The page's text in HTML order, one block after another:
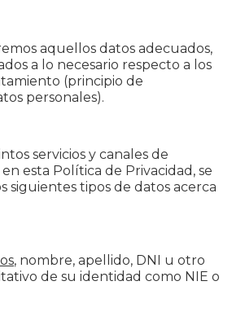
aquellos datos adecuados,
a lo necesario respecto a los
(principio de
personales).
servicios y canales de
esta Política de Privacidad, se
siguientes tipos de datos acerca
, nombre, apellido, DNI u otro
de su identidad como NIE o